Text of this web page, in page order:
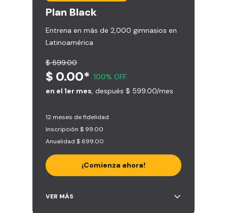
Plan Black
Entrena en más de 2,000 gimnasios en
Latinoamérica
$ 599.00
$ 0.00* 100% OFF
en el 1er mes , después $ 599.00/mes
12 meses de fidelidad
Inscripción $ 99.00
Anualidad $ 699.00
¡Comienza ahora!
Acceso ilimitado a + 2.000
VER MÁS